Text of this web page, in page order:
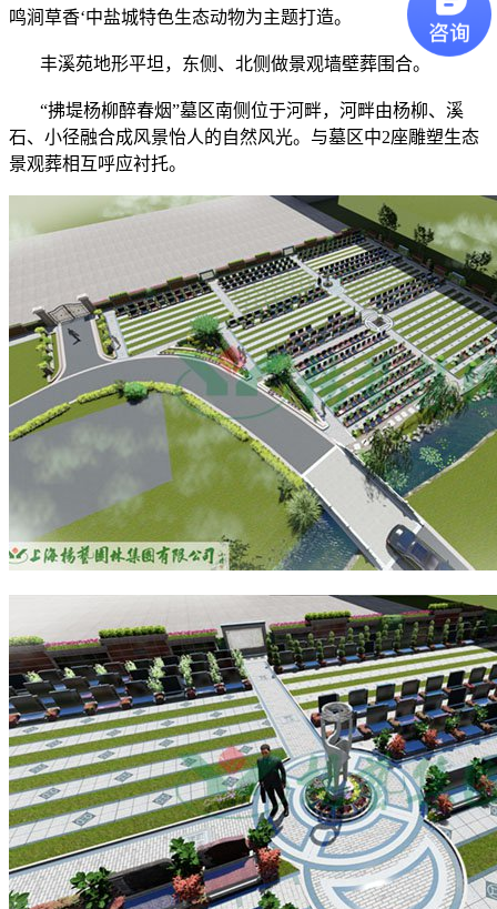
鸣涧草香‘中盐城特色生态动物为主题打造。
丰溪苑地形平坦，东侧、北侧做景观墙壁葬围合。
“拂堤杨柳醉春烟”墓区南侧位于河畔，河畔由杨柳、溪
石、小径融合成风景怡人的自然风光。与墓区中2座雕塑生态
景观葬相互呼应衬托。